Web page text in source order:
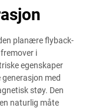
planære flyback-
i
egenskaper
med
støy. Den
naturlig måte